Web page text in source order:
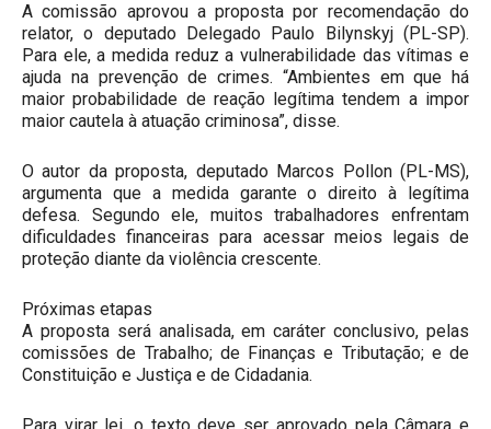
A comissão aprovou a proposta por recomendação do
relator, o deputado Delegado Paulo Bilynskyj (PL-SP).
Para ele, a medida reduz a vulnerabilidade das vítimas e
ajuda na prevenção de crimes. “Ambientes em que há
maior probabilidade de reação legítima tendem a impor
maior cautela à atuação criminosa”, disse.
O autor da proposta, deputado Marcos Pollon (PL-MS),
argumenta que a medida garante o direito à legítima
defesa. Segundo ele, muitos trabalhadores enfrentam
dificuldades financeiras para acessar meios legais de
proteção diante da violência crescente.
Próximas etapas
A proposta será analisada, em caráter conclusivo, pelas
comissões de Trabalho; de Finanças e Tributação; e de
Constituição e Justiça e de Cidadania.